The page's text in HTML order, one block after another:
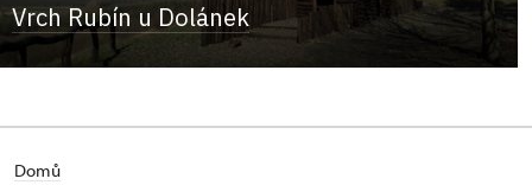
Vrch Rubín u Dolánek
Domů